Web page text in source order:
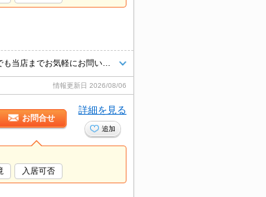
情報更新日 2026/08/06
お問合せ
詳細を見る
追加
入居可否